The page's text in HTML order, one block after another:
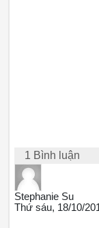
1 Bình luận
Stephanie Su
Thứ sáu, 18/10/